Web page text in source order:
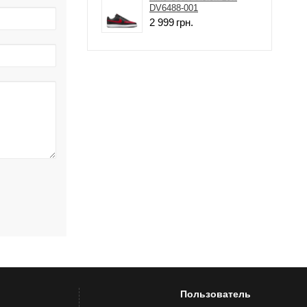
DV6488-001
2 999 грн.
Пользователь